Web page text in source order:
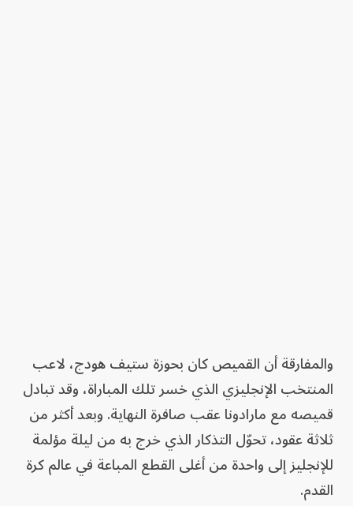
والمفارقة أن القميص كان بحوزة ستيف هودج، لاعب
المنتخب الإنجليزي الذي خسر تلك المباراة، وقد تبادل
قميصه مع مارادونا عقب صافرة النهاية. وبعد أكثر من
ثلاثة عقود، تحوّل التذكار الذي خرج به من ليلة مؤلمة
للإنجليز إلى واحدة من أغلى القطع المباعة في عالم كرة
القدم.